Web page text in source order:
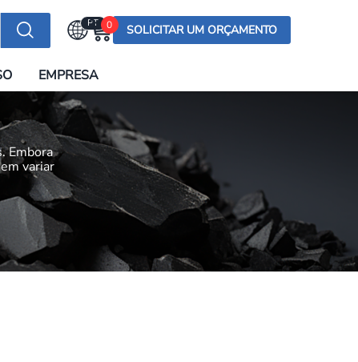
PT
English (US)
English (UK)
Española
Deutsch
Français
Italiano
日本語
Русский
0 SOLICITAR UM ORÇAMENTO
EMPRESA
Embora
variar